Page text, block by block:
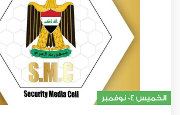
الخميس 04 نوفمبر